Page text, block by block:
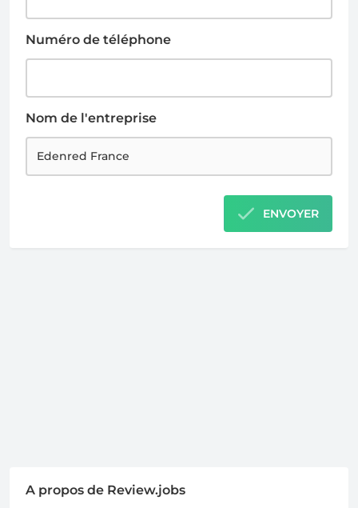
Numéro de téléphone
Nom de l'entreprise
ENVOYER
A propos de Review.jobs